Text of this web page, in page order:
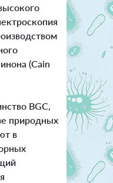
(Cain
BGC,
природных
в